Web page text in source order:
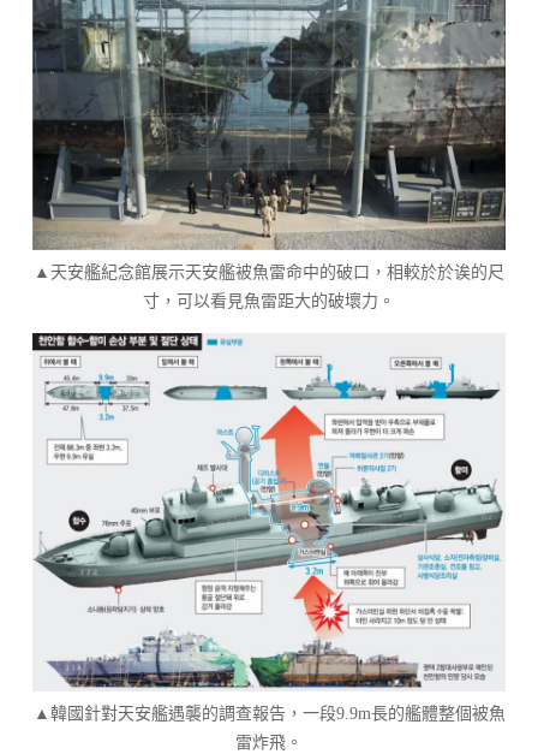
▲天安艦紀念館展示天安艦被魚雷命中的破口，相較於於诶的尺
寸，可以看見魚雷距大的破壞力。
▲韓國針對天安艦遇襲的調查報告，一段9.9m長的艦體整個被魚
雷炸飛。